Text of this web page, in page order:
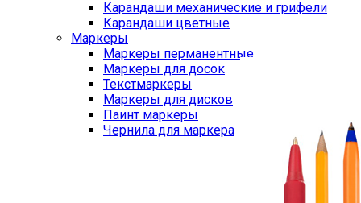
Карандаши механические и грифели
Карандаши цветные
Маркеры
Маркеры перманентные
Маркеры для досок
Текстмаркеры
Маркеры для дисков
Паинт маркеры
Чернила для маркера